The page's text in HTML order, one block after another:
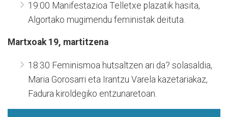
19:00 Manifestazioa Telletxe plazatik hasita,
Algortako mugimendu feministak deituta.
Martxoak 19, martitzena
18:30 Feminismoa hutsaltzen ari da? solasaldia,
Maria Gorosarri eta Irantzu Varela kazetariakaz,
Fadura kiroldegiko entzunaretoan.